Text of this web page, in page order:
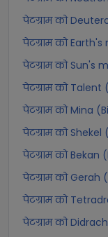
पेटग्राम को
पेटग्राम को
पेटग्राम को Sun's
पेटग्राम को
पेटग्राम को Mina
पेटग्राम को
पेटग्राम को
पेटग्राम को
पेटग्राम को
पेटग्राम को